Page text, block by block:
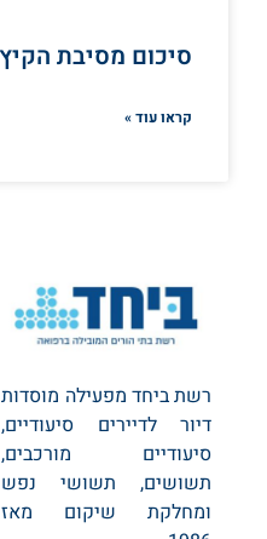
סיכום מסיבת
קראו עוד »
רשת ביחד מפעילה מוסדות
דיור לדיירים סיעודיים,
סיעודיים מורכבים,
תשושים, תשושי נפש
ומחלקת שיקום מאז